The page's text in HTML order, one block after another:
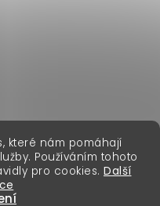
které nám pomáhají
Používáním tohoto
pro cookies. Další
práva vyhrazena.